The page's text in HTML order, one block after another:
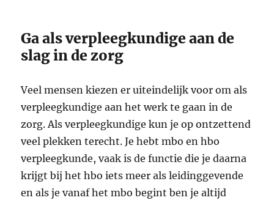
Ga als verpleegkundige aan de
slag in de zorg
Veel mensen kiezen er uiteindelijk voor om als
verpleegkundige aan het werk te gaan in de
zorg. Als verpleegkundige kun je op ontzettend
veel plekken terecht. Je hebt mbo en hbo
verpleegkunde, vaak is de functie die je daarna
krijgt bij het hbo iets meer als leidinggevende
en als je vanaf het mbo begint ben je altijd